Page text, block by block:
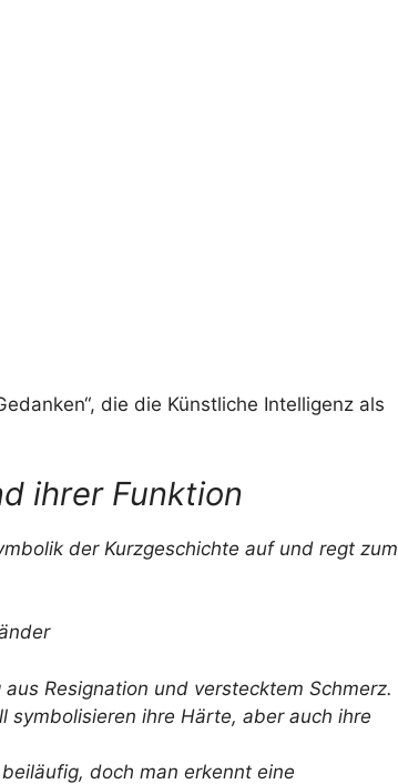
die die Künstliche Intelligenz als
ihrer Funktion
der Kurzgeschichte auf und regt zum
Resignation und verstecktem Schmerz.
symbolisieren ihre Härte, aber auch ihre
doch man erkennt eine